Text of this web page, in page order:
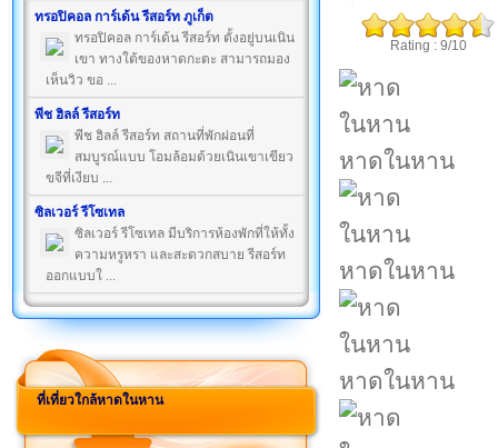
ทรอปิคอล การ์เด้น รีสอร์ท ภูเก็ต
ทรอปิคอล การ์เด้น รีสอร์ท ตั้งอยู่บนเนิน
เขา ทางใต้ของหาดกะตะ สามารถมอง
เห็นวิว ขอ ...
พีช ฮิลล์ รีสอร์ท
พีช ฮิลล์ รีสอร์ท สถานที่พักผ่อนที่
สมบูรณ์แบบ โอมล้อมด้วยเนินเขาเขียว
ขจีที่เงียบ ...
ซิลเวอร์ รีโซเทล
ซิลเวอร์ รีโซเทล มีบริการห้องพักที่ให้ทั้ง
ความหรูหรา และสะดวกสบาย รีสอร์ท
ออกแบบใ ...
ที่เที่ยวใกล้หาดในหาน
Rating : 9/10
หาดในหาน
หาดในหาน
หาดในหาน